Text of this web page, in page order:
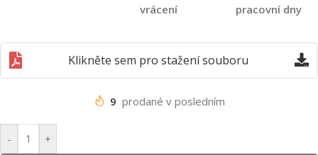
vrácení
pracovní dny
Klikněte sem pro stažení souboru
9 prodané v posledním
- +